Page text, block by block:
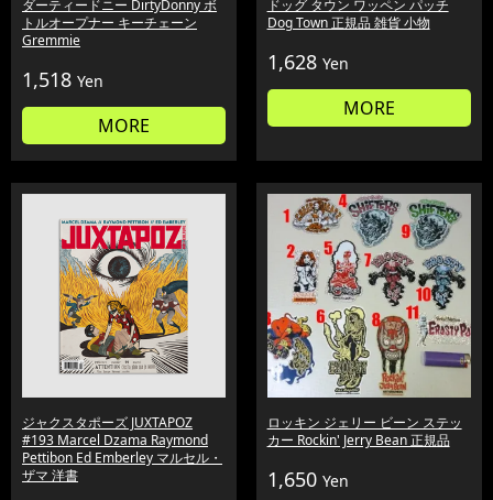
ダーティードニー DirtyDonny ボ
トルオープナー キーチェーン
Gremmie
1,518 Yen
MORE
ドッグ タウン ワッペン パッチ
Dog Town 正規品 雑貨 小物
1,628 Yen
MORE
ジャクスタポーズ JUXTAPOZ
#193 Marcel Dzama Raymond
Pettibon Ed Emberley マルセル・
ザマ 洋書
ロッキン ジェリー ビーン ステッ
カー Rockin' Jerry Bean 正規品
1,650 Yen